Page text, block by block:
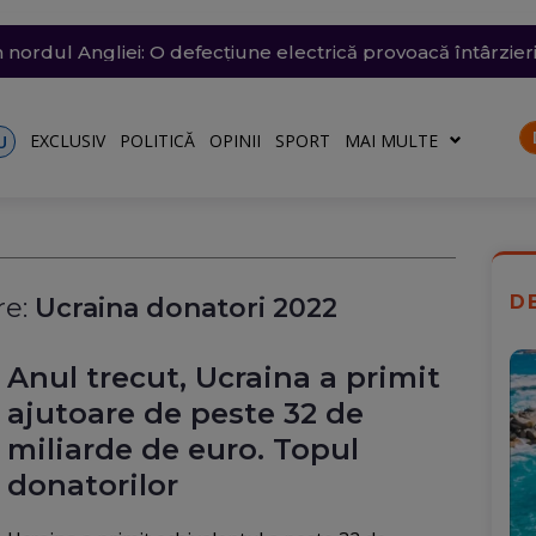
arestată în Germania, pentru că a spionat pentru
azi un nou record absolut de temperatură
nordul Angliei: O defecțiune electrică provoacă
O groapă de 3 metri adâncime a apărut în carosabil,
Dunăre a fost amânată din nou. Crește riscul pentru
EXCLUSIV POLITICĂ OPINII SPORT MAI MULTE
Ucraina donatori 2022
Anul trecut, Ucraina a primit
ajutoare de peste 32 de
miliarde de euro. Topul
donatorilor